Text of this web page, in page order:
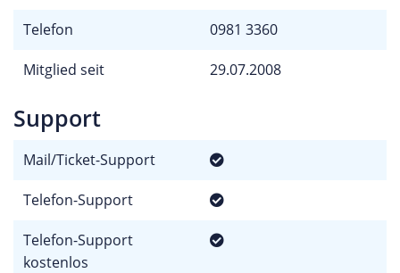
Telefon 0981 3360
Mitglied seit 29.07.2008
Support
Mail/Ticket-Support
Telefon-Support
Telefon-Support
kostenlos